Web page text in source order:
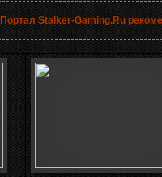
Портал Stalker-Gaming.Ru